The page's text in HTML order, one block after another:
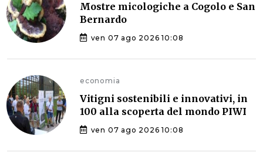
Mostre micologiche a Cogolo e San
Bernardo
ven 07 ago 2026 10:08
economia
Vitigni sostenibili e innovativi, in
100 alla scoperta del mondo PIWI
ven 07 ago 2026 10:08